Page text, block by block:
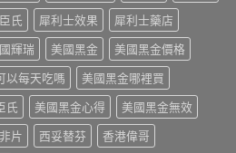
氏 犀利士效果
犀利士藥店
輝瑞 美國黑金
美國黑金價格
以每天吃嗎
美國黑金哪裡買
氏 美國黑金心得
美國黑金無效
片 西妥替芬
香港偉哥